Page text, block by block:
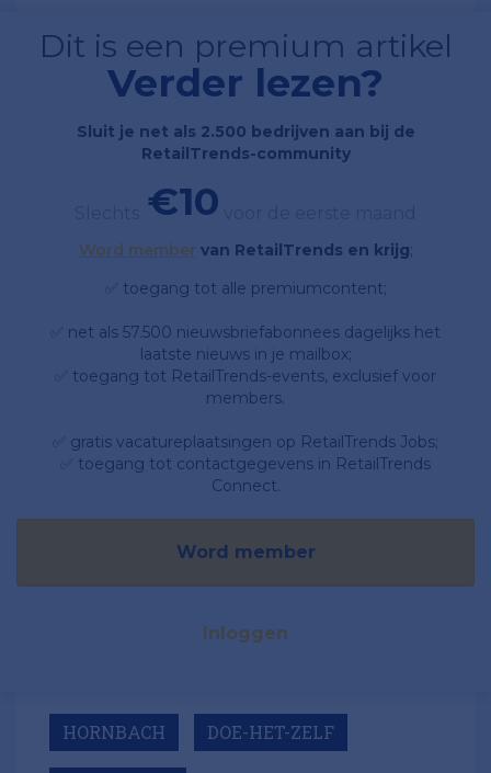
Dit is een premium artikel
Verder lezen?
Sluit je net als 2.500 bedrijven aan bij de
RetailTrends-community
€10
Word member van RetailTrends en krijg;
✅ toegang tot alle premiumcontent;
✅ net als 57.500 nieuwsbriefabonnees dagelijks het
laatste nieuws in je mailbox;
✅ toegang tot RetailTrends-events, exclusief voor
members.
✅ gratis vacatureplaatsingen op RetailTrends Jobs;
✅ toegang tot contactgegevens in RetailTrends
Connect.
Word member
Inloggen
HORNBACH DOE-HET-ZELF